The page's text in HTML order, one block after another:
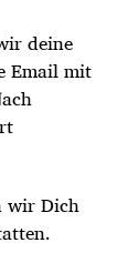
deine
Email mit
wir Dich